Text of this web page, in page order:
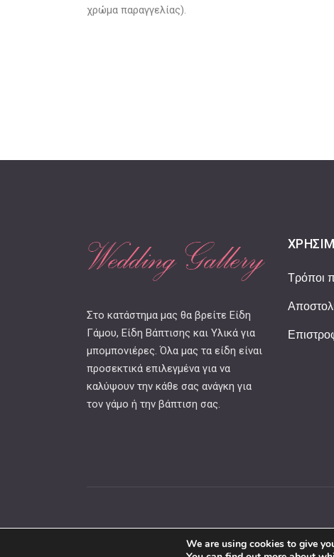
χρώμα παραγγελίας).
Στο κατάστημα μας θα βρείτε Είδη
Γάμου, Είδη Βάπτισης και Υλικά για
μπομπονιέρες. Όλα μας τα είδη είναι
προσεκτικά επιλεγμένα για να
καλύψουν την κάθε σας ανάγκη για
τον γάμο ή την βάπτιση σας.
Τρόποι
We are using cookies to give